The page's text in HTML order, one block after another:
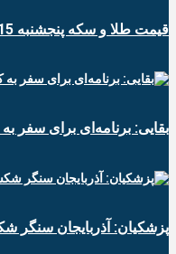
قیمت طلا و سکه پنجشنبه 15 مرداد
بقایی: برنامه‌ای برای سفر
پزشکیان: آذربایجان سنگر